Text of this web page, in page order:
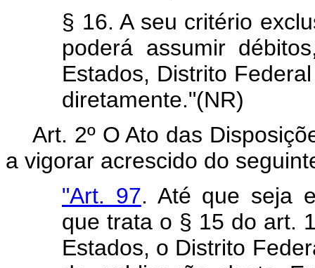
§ 16. A seu critério
poderá assumir
Estados, Distrito
diretamente."(NR)
Art. 2º O Ato das
a vigorar acrescido do
"Art. 97. Até que seja
que trata o § 15 do art.
Estados, o Distrito